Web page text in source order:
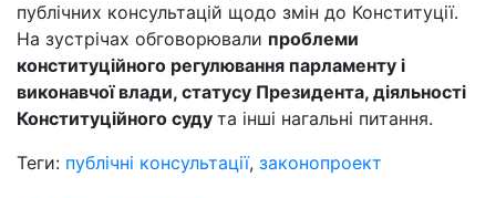
публічних консультацій щодо змін до Конституції.
На зустрічах обговорювали проблеми
конституційного регулювання парламенту і
виконавчої влади, статусу Президента, діяльності
Конституційного суду та інші нагальні питання.
Теги: публічні консультації, законопроект